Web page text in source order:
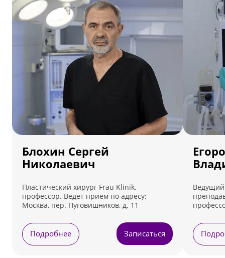
Блохин Сергей
Николаевич
Пластический хирург Frau Klinik,
профессор. Ведет прием по адресу:
Москва, пер. Пуговишников, д. 11
Подробнее Записаться
Ведущий